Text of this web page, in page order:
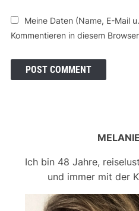
Meine Daten (Name, E-Mail
Kommentieren in diesem
Ich bin 48 Jahre,
und immer mit der